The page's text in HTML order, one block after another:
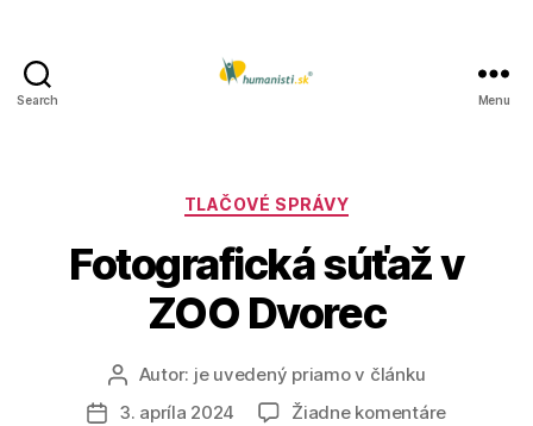
Search Menu
Kategórie
TLAČOVÉ SPRÁVY
Fotografická súťaž v
ZOO Dvorec
Autor
článku
Autor: je uvedený priamo v článku
Dátum
3. apríla 2024 Žiadne komentárena